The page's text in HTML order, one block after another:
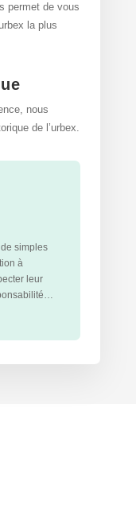
permet de vous
la plus
nous
de l’urbex.
simples
à
leur